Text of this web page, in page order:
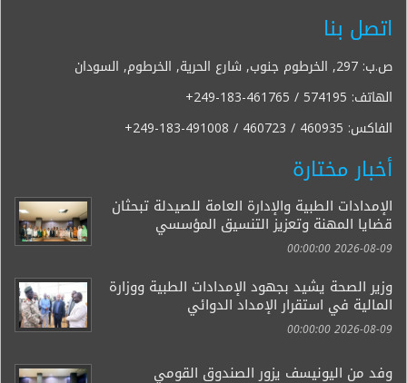
اتصل بنا
ص.ب: 297, الخرطوم جنوب, شارع الحرية, الخرطوم, السودان
الهاتف: +249-183-461765 / 574195
الفاكس: +249-183-491008 / 460723 / 460935
أخبار مختارة
الإمدادات الطبية والإدارة العامة للصيدلة تبحثان
قضايا المهنة وتعزيز التنسيق المؤسسي
2026-08-09 00:00:00
وزير الصحة يشيد بجهود الإمدادات الطبية ووزارة
المالية في استقرار الإمداد الدوائي
2026-08-09 00:00:00
وفد من اليونيسف يزور الصندوق القومي